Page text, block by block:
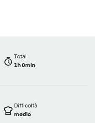
Total
1h 0min
Difficoltà
medio